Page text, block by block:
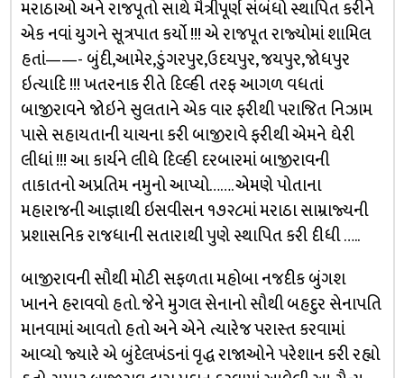
મરાઠાઓ અને રાજપૂતો સાથે મૈત્રીપૂર્ણ સંબંધો સ્થાપિત કરીને
એક નવાં યુગને સૂત્રપાત કર્યો !!! એ રાજપૂત રાજ્યોમાં શામિલ
હતાં——- બુંદી,આમેર,ડુંગરપુર,ઉદયપુર, જયપુર,જોધપુર
ઇત્યાદિ !!! ખતરનાક રીતે દિલ્હી તરફ આગળ વધતાં
બાજીરાવને જોઇને સુલતાને એક વાર ફરીથી પરાજિત નિઝામ
પાસે સહાયતાની યાચના કરી બાજીરાવે ફરીથી એમને ઘેરી
લીધાં !!! આ કાર્યને લીધે દિલ્હી દરબારમાં બાજીરાવની
તાકાતનો અપ્રતિમ નમુનો આપ્યો……. એમણે પોતાના
મહારાજની આજ્ઞાથી ઇસવીસન ૧૭૨૮માં મરાઠા સામ્રાજ્યની
પ્રશાસનિક રાજધાની સતારાથી પુણે સ્થાપિત કરી દીધી …..
બાજીરાવની સૌથી મોટી સફળતા મહોબા નજદીક બુંગશ
ખાનને હરાવવો હતો. જેને મુગલ સેનાનો સૌથી બહદુર સેનાપતિ
માનવામાં આવતો હતો અને એને ત્યારેજ પરાસ્ત કરવામાં
આવ્યો જ્યારે એ બુંદેલખંડનાં વૃદ્ધ રાજાઓને પરેશાન કરી રહ્યો